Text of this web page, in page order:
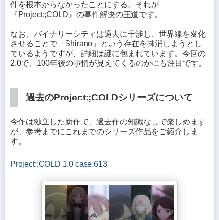
件を根本からなかったことにする。それが
『Project:;COLD』の事件解決の王道です。
なお、バイナリーシティは過去に干渉し、世界線を変化
させることで「Shirano」という存在を抹消しようとし
ているようですが、詳細は謎に包まれています。今回の
2.0で、100年後の事情が見えてくるのかにも注目です。
過去のProject:;COLDシリーズについて
今作は独立した新作で、過去作の知識なしで楽しめます
が、参考までにこれまでのシリーズ作品をご紹介しま
す。
Project:;COLD 1.0 case.613